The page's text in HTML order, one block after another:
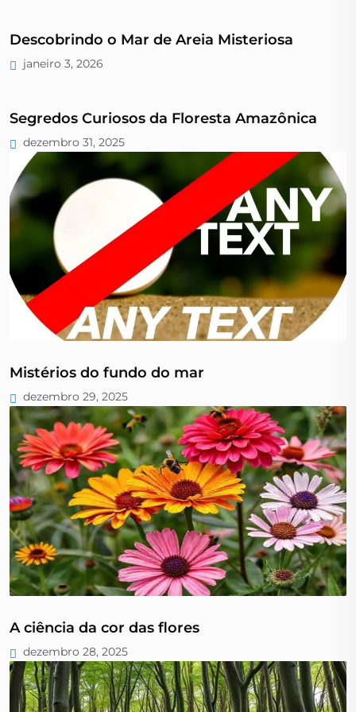
Descobrindo o Mar de Areia Misteriosa
janeiro 3, 2026
Segredos Curiosos da Floresta Amazônica
dezembro 31, 2025
Mistérios do fundo do mar
dezembro 29, 2025
A ciência da cor das flores
dezembro 28, 2025